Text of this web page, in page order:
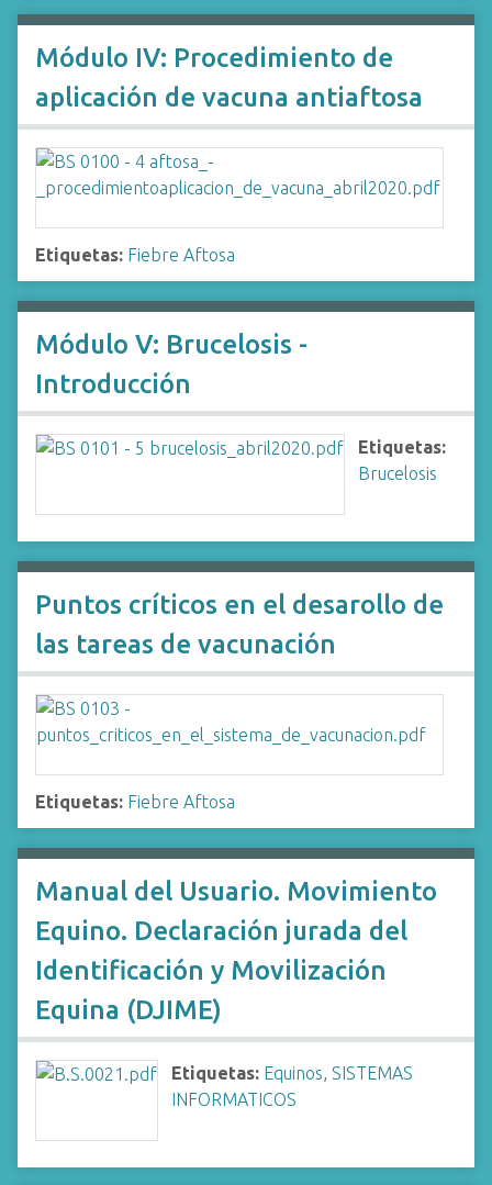
Módulo IV: Procedimiento de
aplicación de vacuna antiaftosa
Etiquetas: Fiebre Aftosa
Módulo V: Brucelosis -
Introducción
Etiquetas:
Brucelosis
Puntos críticos en el desarollo de
las tareas de vacunación
Etiquetas: Fiebre Aftosa
Manual del Usuario. Movimiento
Equino. Declaración jurada del
Identificación y Movilización
Equina (DJIME)
Etiquetas: Equinos, SISTEMAS
INFORMATICOS